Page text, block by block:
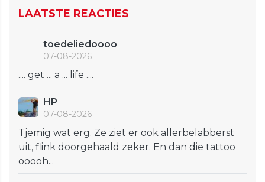
LAATSTE REACTIES
toedeliedoooo
07-08-2026
.... get ... a ... life ....
HP
07-08-2026
Tjemig wat erg. Ze ziet er ook allerbelabberst
uit, flink doorgehaald zeker. En dan die tattoo
ooooh...